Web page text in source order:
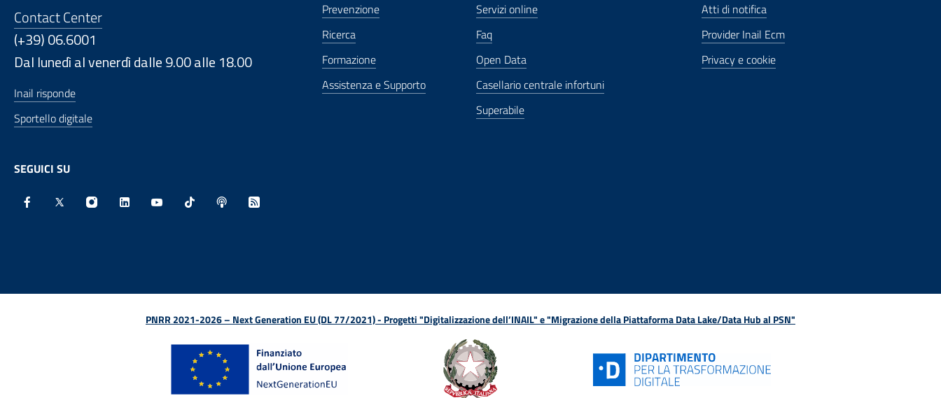
Contact Center
(+39) 06.6001
Dal lunedì al venerdì dalle 9.00 alle 18.00
Inail risponde
Sportello digitale
SEGUICI SU
Prevenzione
Ricerca
Formazione
Assistenza e Supporto
Servizi online
Faq
Open Data
Casellario centrale infortuni
Superabile
Atti di notifica
Provider Inail Ecm
Privacy e cookie
PNRR 2021-2026 – Next Generation EU (DL 77/2021) - Progetti "Digitalizzazione dell’INAIL" e "Migrazione della Piattaforma Data Lake/Data Hub al PSN"